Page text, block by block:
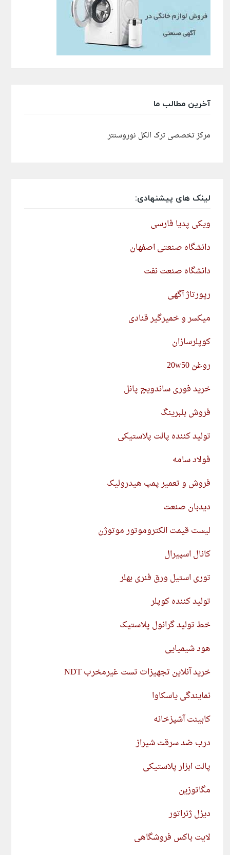
آخرین مطالب ما
مرکز تخصصی ترک الکل نوروسنتر
لینک های پیشنهادی:
ویکی پدیا فارسی
دانشگاه صنعتی اصفهان
دانشگاه صنعت نفت
رپورتاژ آگهی
میکسر و خمیرگیر قنادی
کوپلرسازان
روغن 20w50
خرید فوری ساندویچ پانل
فروش بلبرینگ
تولید کننده پالت پلاستیکی
فولاد سامه
فروش و تعمیر پمپ هیدرولیک
دیدبان صنعت
لیست قیمت الکتروموتور موتوژن
کانال اسپیرال
توری استیل ورق فنری بهلر
تولید کننده کوپلر
خط تولید گرانول پلاستیک
هود شیمیایی
خرید آنلاین تجهیزات تست غیرمخرب NDT
نمایندگی یاسکاوا
کابینت آشپزخانه
درب ضد سرقت شیراز
پالت ابزار پلاستیکی
مگاتوزین
دیزل ژنراتور
لایت باکس فروشگاهی